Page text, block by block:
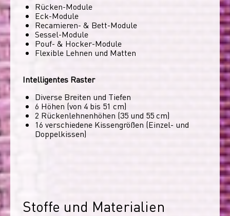
Rücken-Module
Eck-Module
Recamieren- & Bett-Module
Sessel-Module
Pouf- & Hocker-Module
Flexible Lehnen und Matten
Intelligentes Raster
Diverse Breiten und Tiefen
6 Höhen (von 4 bis 51 cm)
2 Rückenlehnenhöhen (35 und 55 cm)
16 verschiedene Kissengrößen (Einzel- und
Doppelkissen)
Stoffe und Materialien